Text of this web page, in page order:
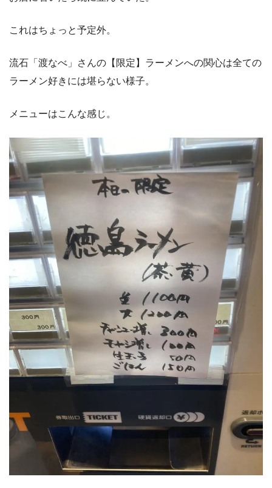
これはちょっと予定外。
流石「渡なべ」さんの【限定】ラーメンへの関心は全ての
ラーメン好きには堪らない様子。
メニューはこんな感じ。